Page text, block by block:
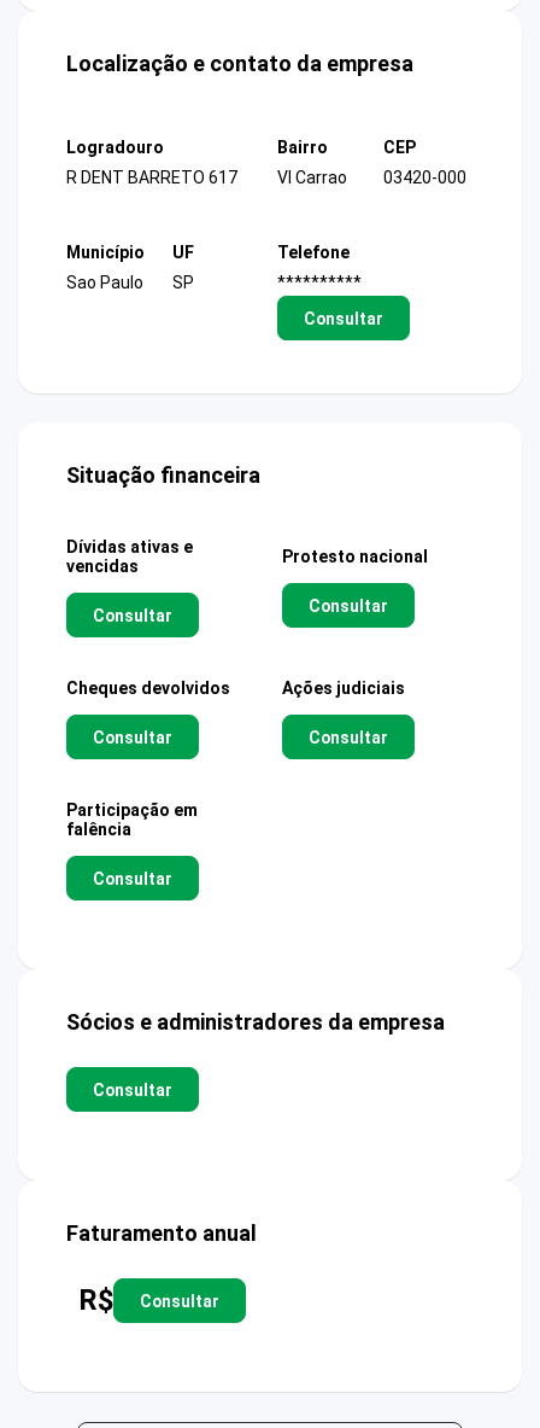
Localização e contato da empresa
Logradouro
R DENT BARRETO 617
Bairro
Vl Carrao
CEP
03420-000
Município
Sao Paulo
UF
SP
Telefone
**********
Consultar
Situação financeira
Dívidas ativas e
vencidas
Consultar
Protesto nacional
Consultar
Cheques devolvidos
Consultar
Ações judiciais
Consultar
Participação em
falência
Consultar
Sócios e administradores da empresa
Consultar
Faturamento anual
R$ Consultar